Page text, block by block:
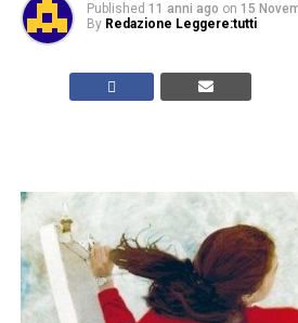
Published 11 anni ago on 15
By Redazione Leggere:tutti